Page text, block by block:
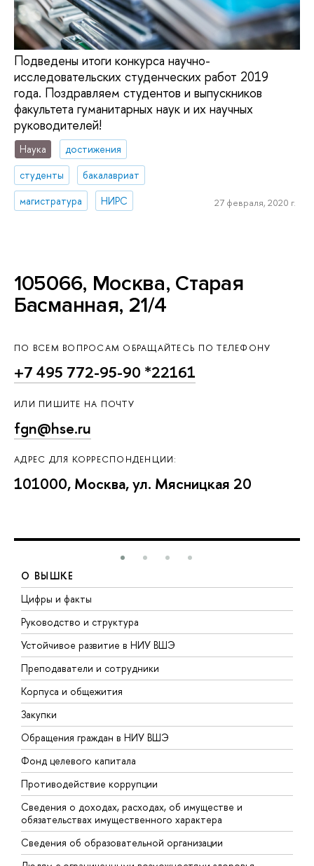
Подведены итоги конкурса научно-
исследовательских студенческих работ 2019
года. Поздравляем студентов и выпускников
факультета гуманитарных наук и их научных
руководителей!
Наука
достижения
студенты
бакалавриат
магистратура
НИРС 27 февраля, 2020 г.
105066, Москва, Старая
Басманная, 21/4
ПО ВСЕМ ВОПРОСАМ ОБРАЩАЙТЕСЬ ПО ТЕЛЕФОНУ
+7 495 772-95-90 *22161
ИЛИ ПИШИТЕ НА ПОЧТУ
fgn@hse.ru
АДРЕС ДЛЯ КОРРЕСПОНДЕНЦИИ:
101000, Москва, ул. Мясницкая 20
О ВЫШКЕ
Цифры и факты
Руководство и структура
Устойчивое развитие в НИУ ВШЭ
Преподаватели и сотрудники
Корпуса и общежития
Закупки
Обращения граждан в НИУ ВШЭ
Фонд целевого капитала
Противодействие коррупции
Сведения о доходах, расходах, об имуществе и
обязательствах имущественного характера
Сведения об образовательной организации